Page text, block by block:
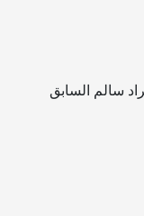
سالم السابق